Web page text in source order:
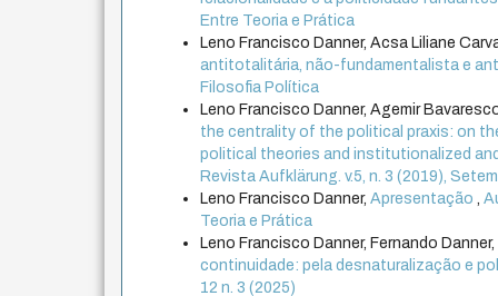
Entre Teoria e Prática
Leno Francisco Danner, Acsa Liliane
antitotalitária, não-fundamentalista e
Filosofia Política
Leno Francisco Danner, Agemir
the centrality of the political praxis: on
political theories and institutionalized
Revista Aufklärung. v.5, n. 3 (2019),
Leno Francisco Danner,Apresentação,
Teoria e Prática
Leno Francisco Danner, Fernando Danner,
continuidade: pela desnaturalização e
12 n. 3 (2025)